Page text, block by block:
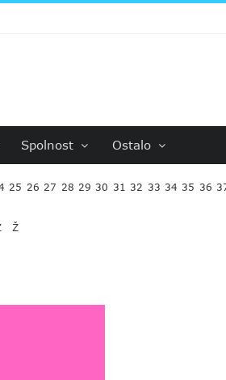
Spolnost Ostalo
25 26 27 28 29 30 31 32 33 34 35 36
Ž